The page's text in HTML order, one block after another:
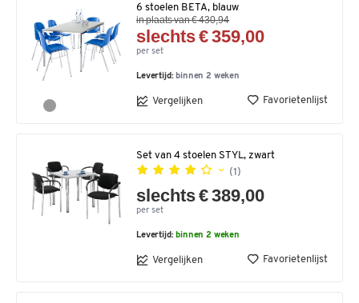
6 stoelen BETA, blauw
in plaats van € 430,94
slechts € 359,00
per set
Levertijd: binnen 2 weken
Vergelijken Favorietenlijst
Set van 4 stoelen STYL, zwart
(1)
slechts € 389,00
per set
Levertijd: binnen 2 weken
Vergelijken Favorietenlijst